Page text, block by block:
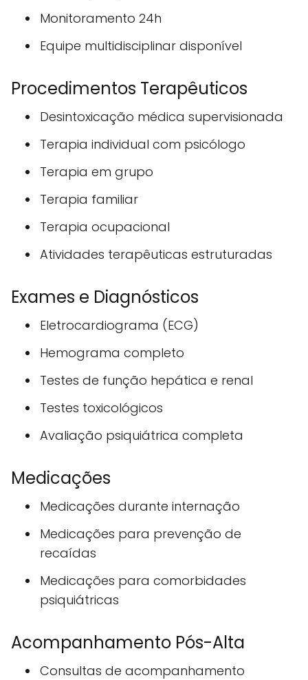
Monitoramento 24h
Equipe multidisciplinar disponível
Procedimentos Terapêuticos
Desintoxicação médica supervisionada
Terapia individual com psicólogo
Terapia em grupo
Terapia familiar
Terapia ocupacional
Atividades terapêuticas estruturadas
Exames e Diagnósticos
Eletrocardiograma (ECG)
Hemograma completo
Testes de função hepática e renal
Testes toxicológicos
Avaliação psiquiátrica completa
Medicações
Medicações durante internação
Medicações para prevenção de
recaídas
Medicações para comorbidades
psiquiátricas
Acompanhamento Pós-Alta
Consultas de acompanhamento